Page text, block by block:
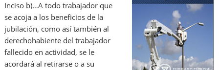
Inciso b)…A todo trabajador que
se acoja a los beneficios de la
jubilación, como así también al
derechohabiente del trabajador
fallecido en actividad, se le
acordará al retirarse o a su